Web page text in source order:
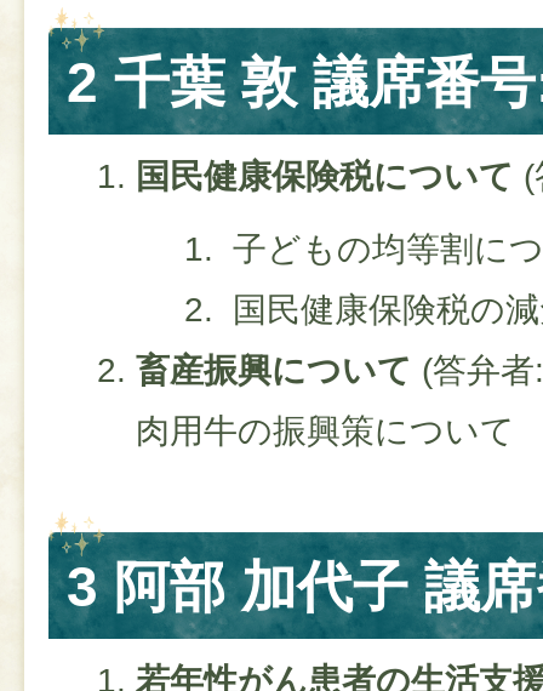
2 千葉 敦 議席番
国民健康保険税について (
子どもの均等割に
国民健康保険税の
畜産振興について (答弁
肉用牛の振興策について
3 阿部 加代子 議
若年性がん患者の生活支